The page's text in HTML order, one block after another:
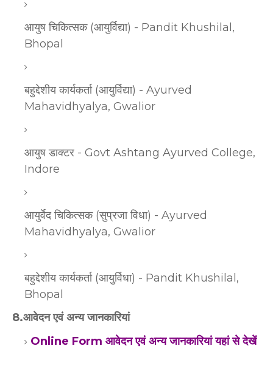
आयुष चिकित्सक (आयुर्विद्या) - Pandit Khushilal,
Bhopal
बहुद्देशीय कार्यकर्ता (आयुर्विद्या) - Ayurved
Mahavidhyalya, Gwalior
आयुष डाक्टर - Govt Ashtang Ayurved College,
Indore
आयुर्वेद चिकित्सक (सुप्रजा विधा) - Ayurved
Mahavidhyalya, Gwalior
बहुद्देशीय कार्यकर्ता (आयुर्विधा) - Pandit Khushilal,
Bhopal
8.आवेदन एवं अन्य जानकारियां
Online Form आवेदन एवं अन्य जानकारियां यहां से देखें